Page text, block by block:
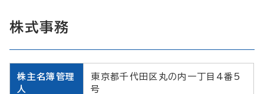
株式事務
株主名簿管理
人
東京都千代田区丸の内一丁目4番5
号